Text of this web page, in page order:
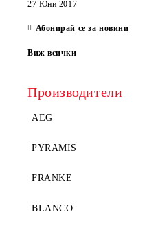
27 Юни 2017
Абонирай се за новини
Виж всички
Производители
AEG
PYRAMIS
FRANKE
BLANCO